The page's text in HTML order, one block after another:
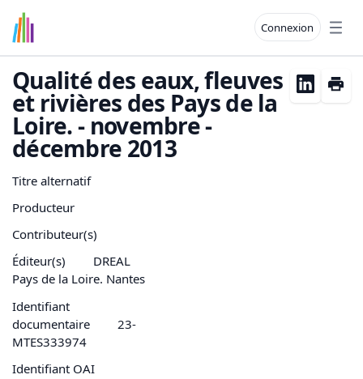
Connexion
Qualité des eaux, fleuves
et rivières des Pays de la
Loire. - novembre -
décembre 2013
Titre alternatif
Producteur
Contributeur(s)
Éditeur(s)
DREAL
Pays de la Loire. Nantes
Identifiant
documentaire
23-
MTES333974
Identifiant OAI